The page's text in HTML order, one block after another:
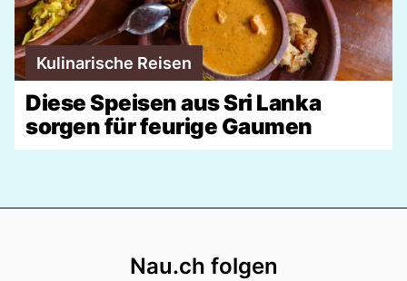
Kulinarische Reisen
Diese Speisen aus Sri Lanka
sorgen für feurige Gaumen
Nau.ch folgen